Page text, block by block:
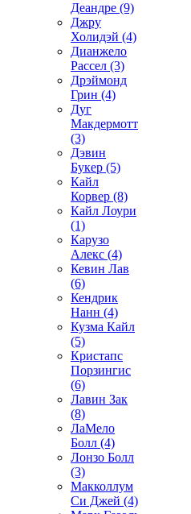
Деандре (9)
Джру
Холидэй (4)
Дианжело
Рассел (3)
Дрэймонд
Грин (4)
Дуг
Макдермотт
(3)
Дэвин
Букер (5)
Кайл
Корвер (8)
Кайл Лоури
(1)
Карузо
Алекс (4)
Кевин Лав
(6)
Кендрик
Нанн (4)
Кузма Кайл
(5)
Кристапс
Порзингис
(6)
Лавин Зак
(8)
ЛаМело
Болл (4)
Лонзо Болл
(3)
Макколлум
Си Джей (4)